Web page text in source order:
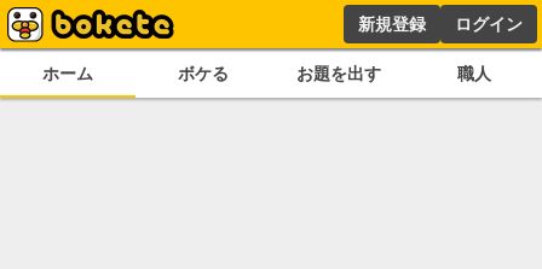
新規登録 ログイン
ホーム ボケる お題を出す 職人